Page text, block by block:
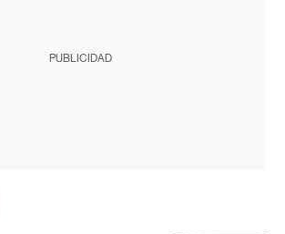
PUBLICIDAD